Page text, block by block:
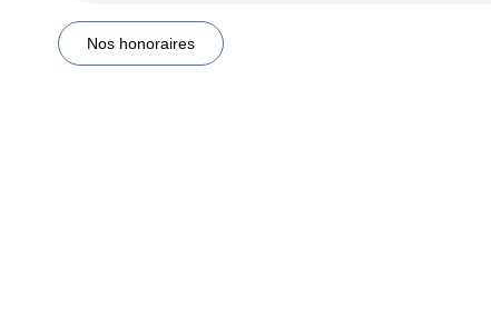
Nos honoraires